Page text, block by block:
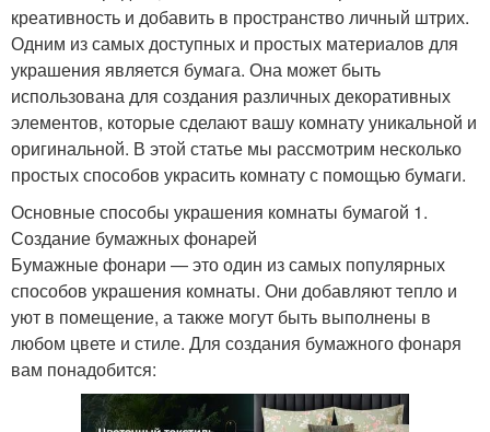
креативность и добавить в пространство личный штрих.
Одним из самых доступных и простых материалов для
украшения является бумага. Она может быть
использована для создания различных декоративных
элементов, которые сделают вашу комнату уникальной и
оригинальной. В этой статье мы рассмотрим несколько
простых способов украсить комнату с помощью бумаги.
Основные способы украшения комнаты бумагой 1.
Создание бумажных фонарей
Бумажные фонари — это один из самых популярных
способов украшения комнаты. Они добавляют тепло и
уют в помещение, а также могут быть выполнены в
любом цвете и стиле. Для создания бумажного фонаря
вам понадобится: